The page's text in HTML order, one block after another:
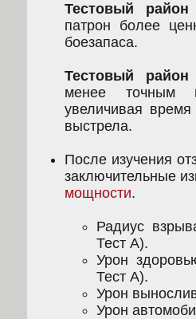
Тестовый
патрон более
боезапаса.
Тестовый
менее точным
увеличивая
выстрела.
После изучения
заключительные
мощности.
Радиус
Тест А).
Урон
Тест А).
Урон
Урон